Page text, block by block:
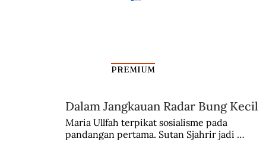
Musuh Napoleon di Waterloo Hina
PREMIUM
Dalam Jangkauan Radar Bung Kecil
Maria Ullfah terpikat sosialisme pada
pandangan pertama. Sutan Sjahrir jadi